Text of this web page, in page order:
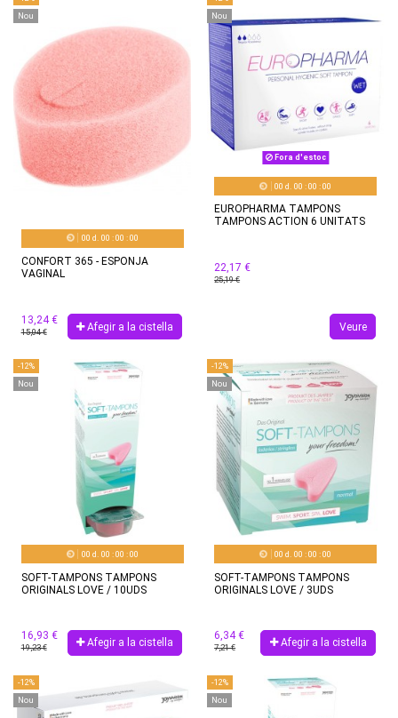
Nou
00 d. 00 :00 :00
CONFORT 365 - ESPONJA
VAGINAL
13,24 €
15,04 € Afegir a la cistella
Nou
Fora d'estoc
00 d. 00 :00 :00
EUROPHARMA TAMPONS
TAMPONS ACTION 6 UNITATS
22,17 €
25,19 €
Veure
-12%
Nou
00 d. 00 :00 :00
SOFT-TAMPONS TAMPONS
ORIGINALS LOVE / 10UDS
16,93 €
19,23 € Afegir a la cistella
-12%
Nou
00 d. 00 :00 :00
SOFT-TAMPONS TAMPONS
ORIGINALS LOVE / 3UDS
6,34 €
7,21 € Afegir a la cistella
-12%
Nou
-12%
Nou